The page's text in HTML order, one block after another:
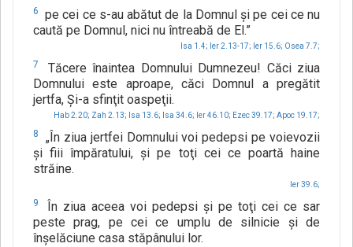
6
pe cei ce s-au abătut de la Domnul şi pe cei ce nu
caută pe Domnul, nici nu întreabă de El.”
Isa 1.4; Ier 2.13-17; Ier 15.6; Osea 7.7;
7
Tăcere înaintea Domnului Dumnezeu! Căci ziua
Domnului este aproape, căci Domnul a pregătit
jertfa, Şi-a sfinţit oaspeţii.
Hab 2.20; Zah 2.13; Isa 13.6; Isa 34.6; Ier 46.10; Ezec 39.17; Apoc 19.17;
8
„În ziua jertfei Domnului voi pedepsi pe voievozii
şi fiii împăratului, şi pe toţi cei ce poartă haine
străine.
Ier 39.6;
9
În ziua aceea voi pedepsi şi pe toţi cei ce sar
peste prag, pe cei ce umplu de silnicie şi de
înşelăciune casa stăpânului lor.